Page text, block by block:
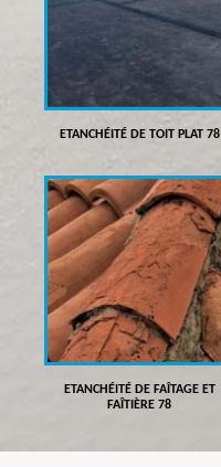
ETANCHÉITÉ DE TOIT PLAT 78
ETANCHÉITÉ DE FAÎTAGE ET
FAÎTIÈRE 78